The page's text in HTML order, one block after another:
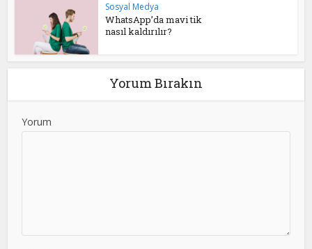
Sosyal Medya
WhatsApp’da mavi tik
nasıl kaldırılır?
Yorum Bırakın
Yorum